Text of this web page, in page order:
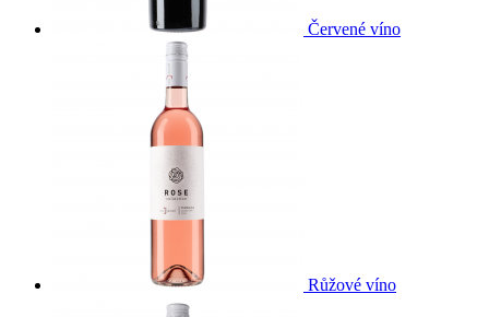
Červené víno
Růžové víno